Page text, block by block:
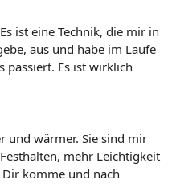
ist eine Technik, die mir in
aus und habe im Laufe
passiert. Es ist wirklich
und wärmer. Sie sind mir
mehr Leichtigkeit
komme und nach